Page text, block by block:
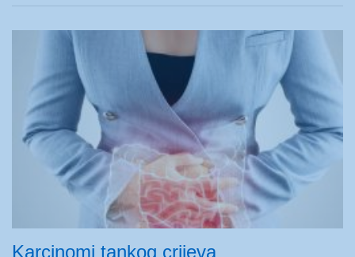
Karcinomi tankog crijeva